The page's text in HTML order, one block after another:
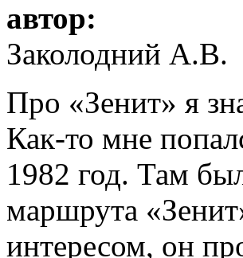
автор:
Заколодний А.В.
Про «Зенит» я
Как-то мне
1982 год. Там
маршрута
интересом, он